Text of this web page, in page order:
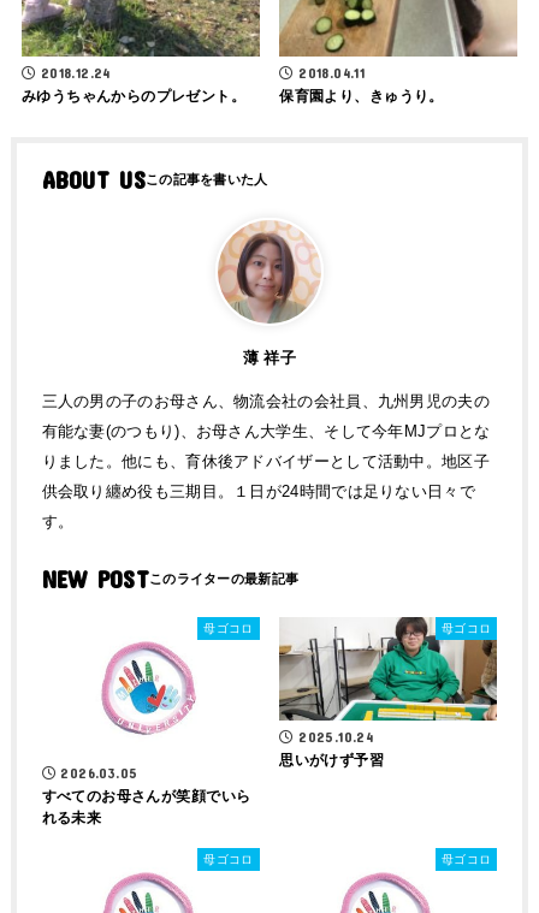
2018.12.24
みゆうちゃんからのプレゼント。
2018.04.11
保育園より、きゅうり。
ABOUT US
薄 祥子
三人の男の子のお母さん、物流会社の会社員、九州男児の夫の
有能な妻(のつもり)、お母さん大学生、そして今年MJプロとな
りました。他にも、育休後アドバイザーとして活動中。地区子
供会取り纏め役も三期目。１日が24時間では足りない日々で
す。
NEW POST
母ゴコロ
2026.03.05
すべてのお母さんが笑顔でいら
れる未来
母ゴコロ
2025.10.24
思いがけず予習
母ゴコロ 母ゴコロ